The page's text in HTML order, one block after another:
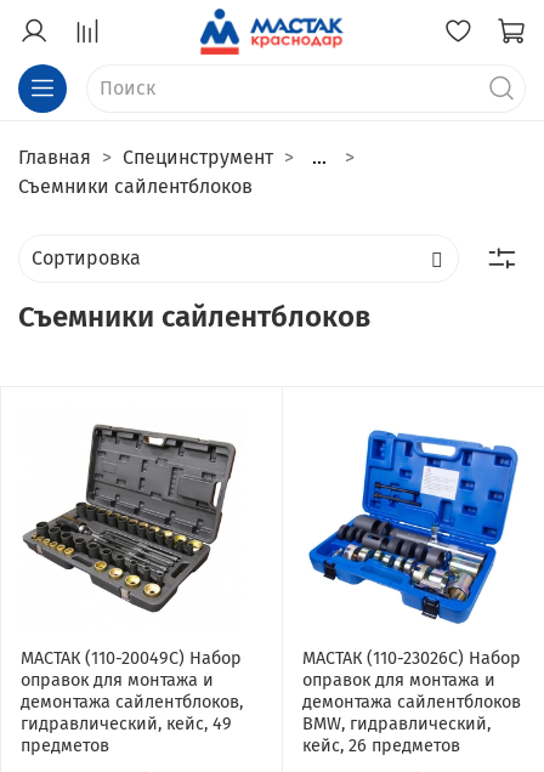
Главная Специнструмент
...
Съемники сайлентблоков
Съемники сайлентблоков
МАСТАК (110-20049C) Набор
оправок для монтажа и
демонтажа сайлентблоков,
гидравлический, кейс, 49
предметов
МАСТАК (110-23026C) Набор
оправок для монтажа и
демонтажа сайлентблоков
BMW, гидравлический,
кейс, 26 предметов